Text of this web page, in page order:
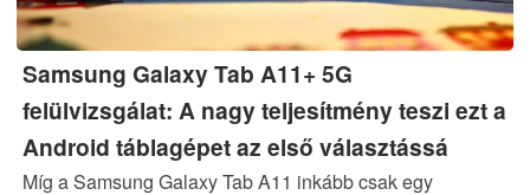
Samsung Galaxy Tab A11+ 5G
felülvizsgálat: A nagy teljesítmény teszi ezt a
Android táblagépet az első választássá
Míg a Samsung Galaxy Tab A11 inkább csak egy